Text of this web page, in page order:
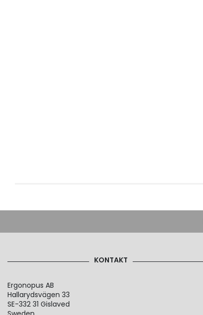
KONTAKT
Ergonopus AB
Hallarydsvägen 33
SE-332 31 Gislaved